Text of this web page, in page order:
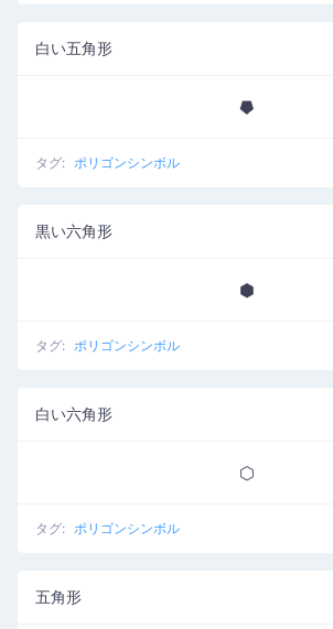
白い五角形
⯂
タグ: ポリゴンシンボル
黒い六角形
⬢
タグ: ポリゴンシンボル
白い六角形
⬡
タグ: ポリゴンシンボル
五角形